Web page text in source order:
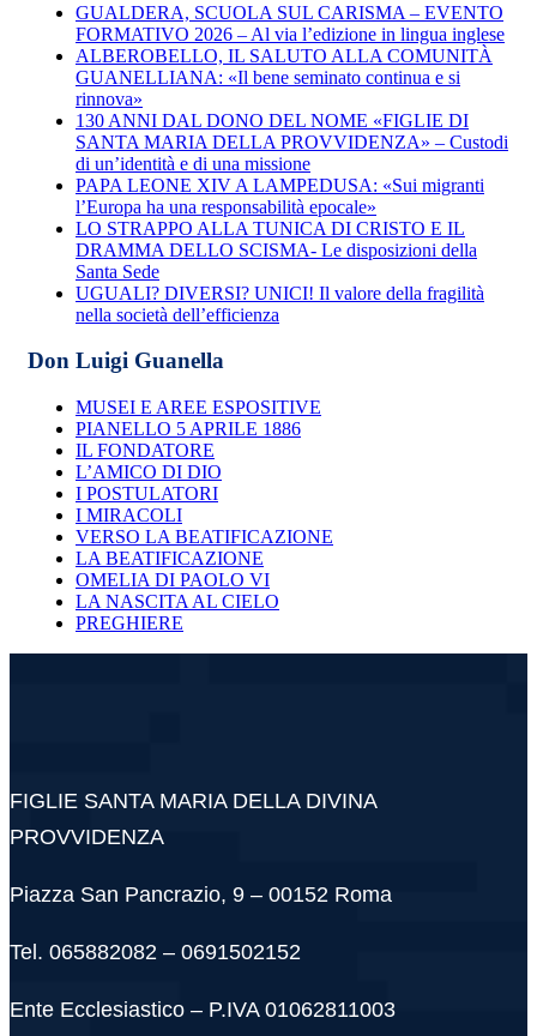
GUALDERA, SCUOLA SUL CARISMA – EVENTO
FORMATIVO 2026 – Al via l’edizione in lingua inglese
ALBEROBELLO, IL SALUTO ALLA COMUNITÀ
GUANELLIANA: «Il bene seminato continua e si
rinnova»
130 ANNI DAL DONO DEL NOME «FIGLIE DI
SANTA MARIA DELLA PROVVIDENZA» – Custodi
di un’identità e di una missione
PAPA LEONE XIV A LAMPEDUSA: «Sui migranti
l’Europa ha una responsabilità epocale»
LO STRAPPO ALLA TUNICA DI CRISTO E IL
DRAMMA DELLO SCISMA- Le disposizioni della
Santa Sede
UGUALI? DIVERSI? UNICI! Il valore della fragilità
nella società dell’efficienza
Don Luigi Guanella
MUSEI E AREE ESPOSITIVE
PIANELLO 5 APRILE 1886
IL FONDATORE
L’AMICO DI DIO
I POSTULATORI
I MIRACOLI
VERSO LA BEATIFICAZIONE
LA BEATIFICAZIONE
OMELIA DI PAOLO VI
LA NASCITA AL CIELO
PREGHIERE
FIGLIE SANTA MARIA DELLA DIVINA
PROVVIDENZA
Piazza San Pancrazio, 9 – 00152 Roma
Tel. 065882082 – 0691502152
Ente Ecclesiastico – P.IVA 01062811003